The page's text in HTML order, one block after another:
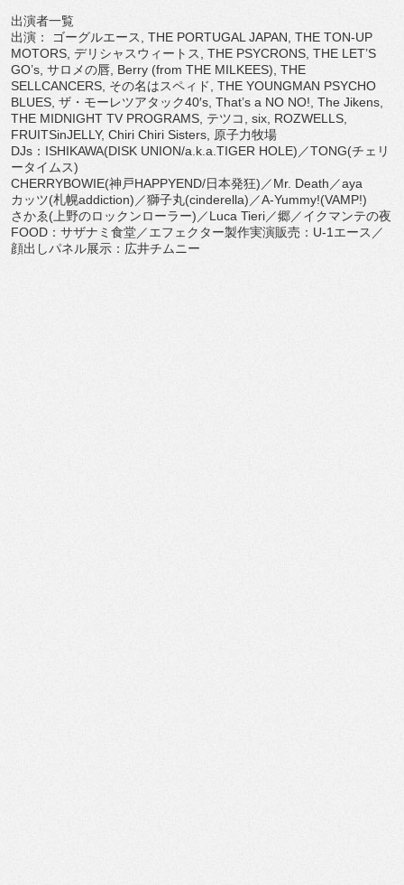
出演者一覧
出演： ゴーグルエース, THE PORTUGAL JAPAN, THE TON-UP
MOTORS, デリシャスウィートス, THE PSYCRONS, THE LET’S
GO’s, サロメの唇, Berry (from THE MILKEES), THE
SELLCANCERS, その名はスペィド, THE YOUNGMAN PSYCHO
BLUES, ザ・モーレツアタック40′s, That’s a NO NO!, The Jikens,
THE MIDNIGHT TV PROGRAMS, テツコ, six, ROZWELLS,
FRUITSinJELLY, Chiri Chiri Sisters, 原子力牧場
DJs：ISHIKAWA(DISK UNION/a.k.a.TIGER HOLE)／TONG(チェリ
ータイムス)
CHERRYBOWIE(神戸HAPPYEND/日本発狂)／Mr. Death／aya
カッツ(札幌addiction)／獅子丸(cinderella)／A-Yummy!(VAMP!)
さかゑ(上野のロックンローラー)／Luca Tieri／郷／イクマンテの夜
FOOD：サザナミ食堂／エフェクター製作実演販売：U-1エース／
顔出しパネル展示：広井チムニー